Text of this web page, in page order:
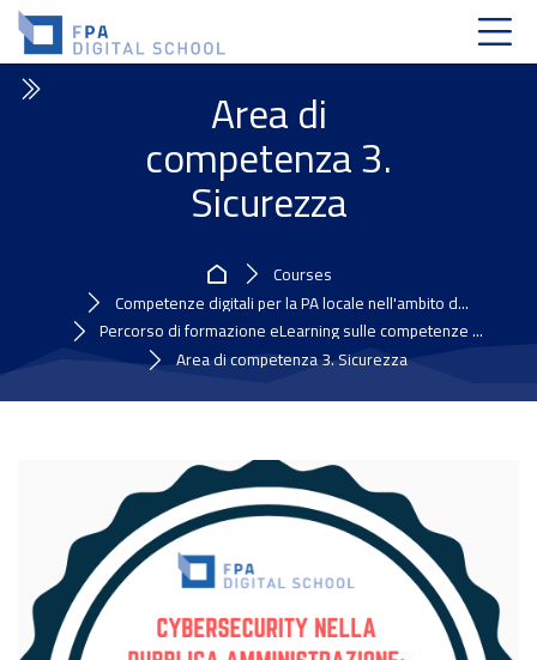
Skip to navigation
Skip to login form
Skip to main content
Skip to accessibility options
Skip to footer
Skip accessibility options
Area di
competenza 3.
Sicurezza
HomeCourses
Competenze digitali per la PA locale nell'ambito d...
Percorso di formazione eLearning sulle competenze ...
Area di competenza 3. Sicurezza